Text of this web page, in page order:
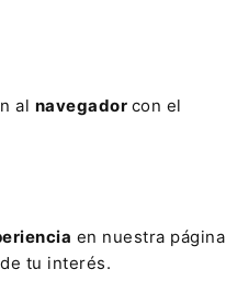
al navegador con el
en nuestra página
tu interés.